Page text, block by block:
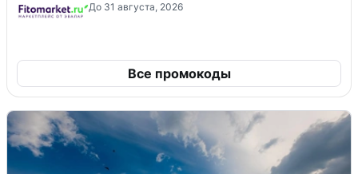
До 31 августа, 2026
Все промокоды